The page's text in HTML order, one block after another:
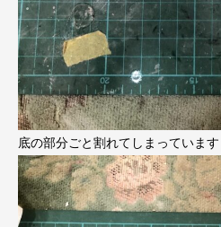
底の部分ごと割れてしまっています